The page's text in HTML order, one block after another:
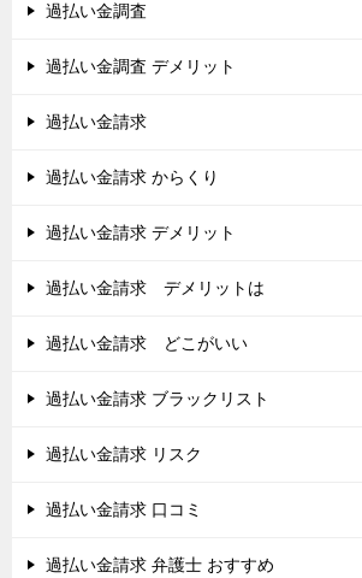
過払い金調査
過払い金調査 デメリット
過払い金請求
過払い金請求 からくり
過払い金請求 デメリット
過払い金請求 デメリットは
過払い金請求 どこがいい
過払い金請求 ブラックリスト
過払い金請求 リスク
過払い金請求 口コミ
過払い金請求 弁護士 おすすめ